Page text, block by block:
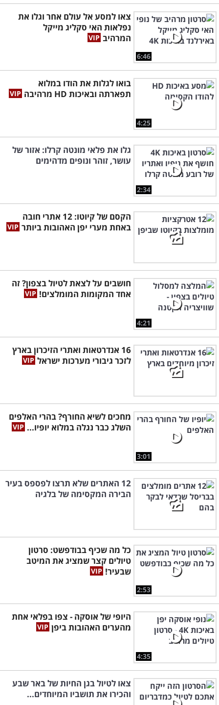
6:46
צאו למסע אל עולם אחר וגלו את
נפלאות האי סקליג מייקל
המרהיב
4:25
בואו לגלות את הודו במלוא
תפארתה ובאיכות HD מרהיבה
2:34
גלו את פלאי מונטה קרלו: אזור של
עושר, זוהר ונופים מדהימים
הקסם של קיוטו: 12 אתרי חובה
באחת מערי יפן האהובות ביותר
4:21
חושבים על לצאת לטיול בצפון? זה
אחד המקומות המומלצים!
16 אנדרטאות ואתרי הזיכרון בארץ
לזכר גיבורי מערכות ישראל
3:01
מחכים לשיא החורף? בהרי האלפים
השלג כבר נגלה במלוא יופיו...
12 האתרים שלא תרצו לפספס בעיר
הבירה המקסימה של בלגיה
2:53
כל מה שכיף בבודפשט: סרטון
טיולים קצר שמציג את המיטב
שבעיר!
4:35
היופי של אוסקה - צפו בפלאי אחת
מהערים האהובות ביפן
צאו לטיול בגן החיות של באר שבע
והכירו את תושביו המיוחדים...